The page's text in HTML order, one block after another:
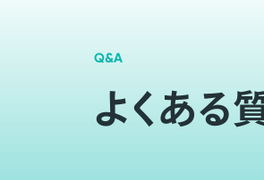
Q&A
よくある